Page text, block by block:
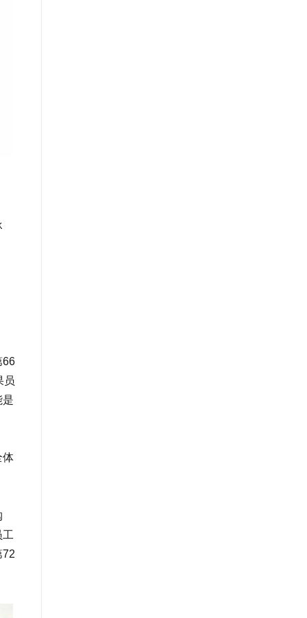
66
员
是
体
工
72